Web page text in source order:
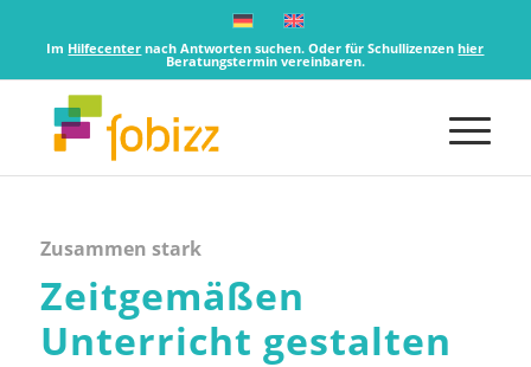
Im Hilfecenter nach Antworten suchen. Oder für Schullizenzenhier
Beratungstermin vereinbaren.
Zusammen stark
Zeitgemäßen
Unterricht gestalten